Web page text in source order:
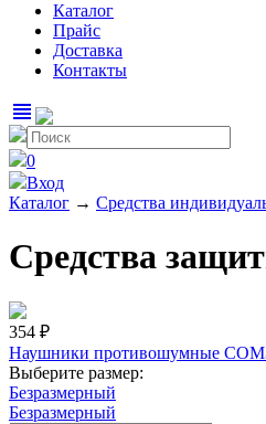
Каталог
Прайс
Доставка
Контакты
view_headline
0
Вход
Каталог → Средства
Средства
354 ₽
Наушники противошумные
Выберите размер:
Безразмерный
Безразмерный